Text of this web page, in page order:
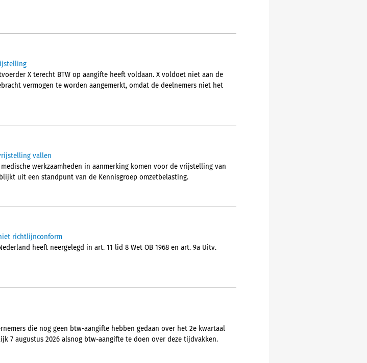
X terecht BTW op aangifte heeft voldaan. X voldoet niet aan de
vermogen te worden aangemerkt, omdat de deelnemers niet het
vallen
werkzaamheden in aanmerking komen voor de vrijstelling van
uit een standpunt van de Kennisgroep omzetbelasting.
richtlijnconform
heeft neergelegd in art. 11 lid 8 Wet OB 1968 en art. 9a Uitv.
die nog geen btw-aangifte hebben gedaan over het 2e kwartaal
7 augustus 2026 alsnog btw-aangifte te doen over deze tijdvakken.